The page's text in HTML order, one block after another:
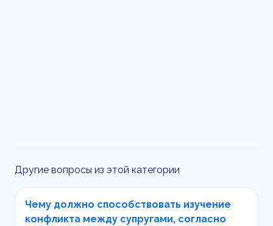
Другие вопросы из этой категории
Чему должно способствовать изучение
конфликта между супругами, согласно